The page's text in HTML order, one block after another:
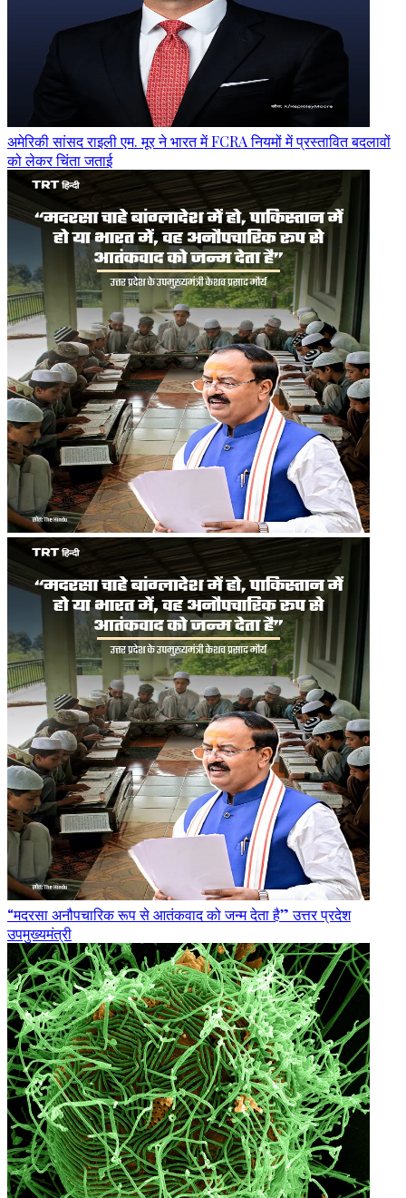
अमेरिकी सांसद राइली एम. मूर ने भारत में FCRA नियमों में प्रस्तावित बदलावों
को लेकर चिंता जताई
“मदरसा अनौपचारिक रूप से आतंकवाद को जन्म देता है” उत्तर प्रदेश
उपमुख्यमंत्री